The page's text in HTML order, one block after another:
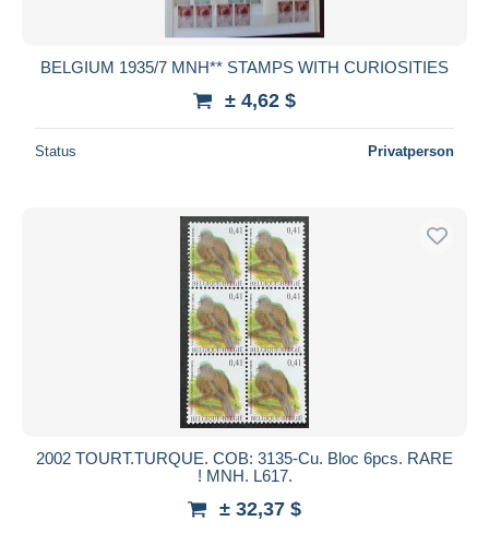
BELGIUM 1935/7 MNH** STAMPS WITH CURIOSITIES
± 4,62 $
Status Privatperson
2002 TOURT.TURQUE. COB: 3135-Cu. Bloc 6pcs. RARE
! MNH. L617.
± 32,37 $